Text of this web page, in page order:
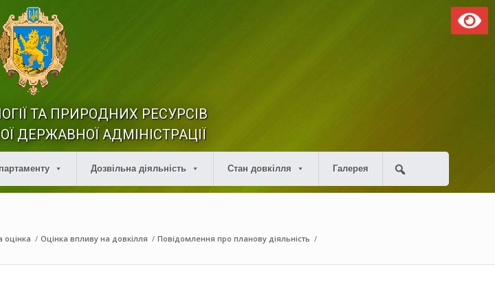
ТА ПРИРОДНИХ РЕСУРСІВ
ДЕРЖАВНОЇ АДМІНІСТРАЦІЇ
Дозвільна діяльність Стан довкілля Галерея
оцінка / Оцінка впливу на довкілля / Повідомлення про планову діяльність /